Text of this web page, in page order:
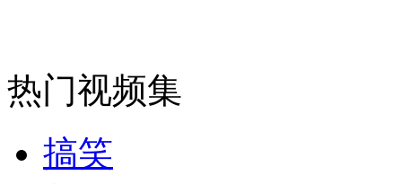
安徽一实载49人客车翻车
热门视频集
搞笑